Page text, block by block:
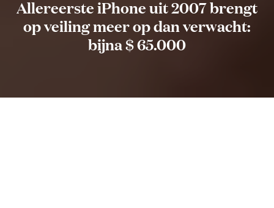
Allereerste iPhone uit 2007 brengt
op veiling meer op dan verwacht:
bijna $ 65.000